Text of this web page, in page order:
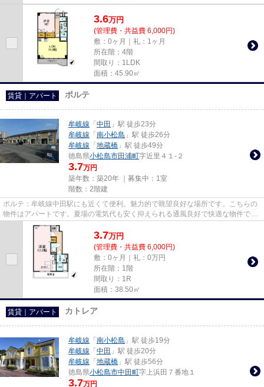
3.6万円
(管理費・共益費 6,000円)
敷：0ヶ月｜礼：1ヶ月
所在階：4階
間取り：1LDK
面積：45.90㎡
賃貸｜アパート ポルテ
牟岐線 「 中田 」駅 徒歩23分
牟岐線 「 南小松島 」駅 徒歩26分
牟岐線 「 地蔵橋 」駅 徒歩49分
徳島県小松島市田浦町字近里４１-２
3.7万円
築年数：築20年 ｜募集中： 1室
階数：2階建
ポルテ：牟岐線中田駅にも近くて便利。魅力的で眺望良好な場所です。こちらの
物件はアパートです。夏場の電気代も安く抑えられる通風良好で快適な物件で
す。小松島市で新しい住環境を...
3.7万円
(管理費・共益費 6,000円)
敷：0ヶ月｜礼：0万円
所在階：1階
間取り：1R
面積：38.50㎡
賃貸｜アパート カトレア
牟岐線 「 南小松島 」駅 徒歩19分
牟岐線 「 中田 」駅 徒歩20分
牟岐線 「 地蔵橋 」駅 徒歩56分
徳島県小松島市中田町字上浜田７番地１
3.7万円